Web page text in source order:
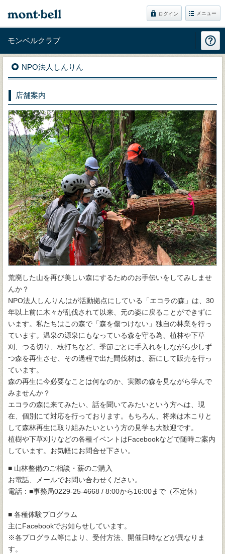
ログイン メニュー
モンベルクラブ
NPO法人しんりん
店舗案内
荒廃した山を再び美しい森にするためのお手伝いをしてみしませ
んか？
NPO法人しんりんはが活動拠点にしている「エコラの森」は、30
年以上前に木々が乱伐されて以来、元の姿に戻ることができずに
います。私たちはこの森で「森を傷つけない」独自の林業を行っ
ています。温泉の源泉にもなっている森を守る為、植林や下草
刈、つる切り、枝打ちなど、季節ごとに手入れをしながら少しず
つ森を再生させ、その過程で出た間伐材は、薪にして販売を行っ
ています。
森の再生に今必要なことは何なのか、実際の森を見ながら学んで
みませんか？
エコラの森に来てみたい、話を聞いてみたいという方へは、現
在、個別にて対応を行っております。もちろん、将来は木こりと
して森林再生に取り組みたいという方の見学も大歓迎です。
植樹や下草刈りなどの各種イベントはFacebookなどで随時ご案内
しています。お気軽にお問合せ下さい。
■ 山林整備のご相談・薪のご購入
お電話、メールでお問い合わせください。
電話：■事務局0229-25-4668 / 8:00から16:00まで（不定休）
■ 各種体験プログラム
主にFacebookでお知らせしています。
※各プログラム等により、受付方法、開催日時などが異なりま
す。